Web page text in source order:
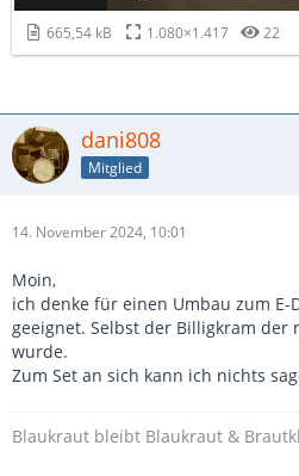
665,54 kB 1.080×1.417 22
dani808
Mitglied
14. November 2024, 10:01
Moin,
ich denke für einen Umbau zum E-
geeignet. Selbst der Billigkram der
wurde.
Zum Set an sich kann ich nichts
Blaukraut bleibt Blaukraut &